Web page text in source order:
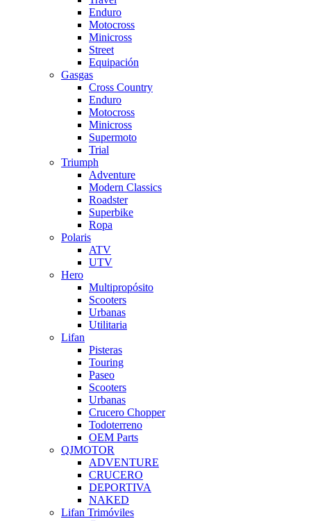
Enduro
Motocross
Minicross
Street
Equipación
Gasgas
Cross Country
Enduro
Motocross
Minicross
Supermoto
Trial
Triumph
Adventure
Modern Classics
Roadster
Superbike
Ropa
Polaris
ATV
UTV
Hero
Multipropósito
Scooters
Urbanas
Utilitaria
Lifan
Pisteras
Touring
Paseo
Scooters
Urbanas
Crucero Chopper
Todoterreno
OEM Parts
QJMOTOR
ADVENTURE
CRUCERO
DEPORTIVA
NAKED
Lifan Trimóviles